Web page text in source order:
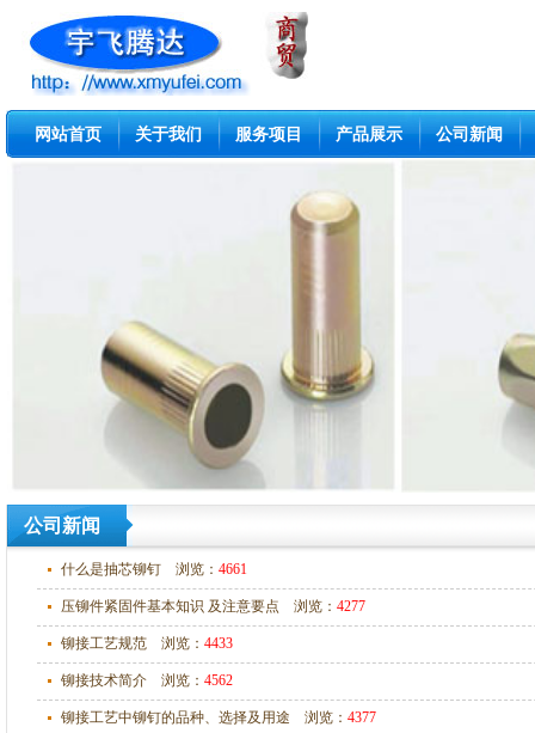
网站首页 关于我们 服务项目 产品展示 公司新闻
公司新闻
什么是抽芯铆钉 浏览： 4661
压铆件紧固件基本知识 及注意要点​ 浏览： 4277
铆接工艺规范 浏览： 4433
铆接技术简介 浏览： 4562
铆接工艺中铆钉的品种、选择及用途 浏览： 4377